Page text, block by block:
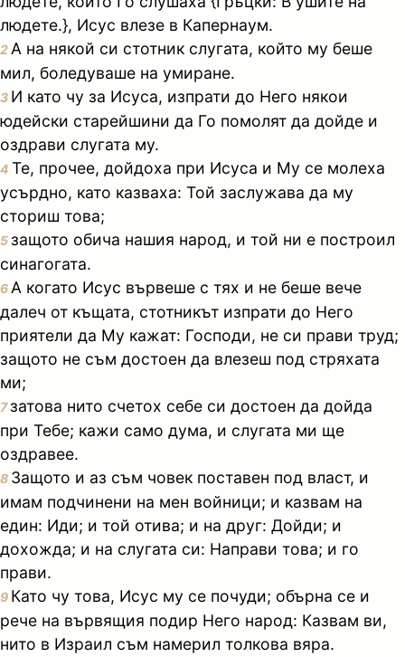
людете.}, Исус влезе в Капернаум.
2 А на някой си стотник слугата, който му беше
мил, боледуваше на умиране.
3 И като чу за Исуса, изпрати до Него някои
юдейски старейшини да Го помолят да дойде и
оздрави слугата му.
4 Те, прочее, дойдоха при Исуса и Му се молеха
усърдно, като казваха: Той заслужава да му
сториш това;
5 защото обича нашия народ, и той ни е построил
синагогата.
6 А когато Исус вървеше с тях и не беше вече
далеч от къщата, стотникът изпрати до Него
приятели да Му кажат: Господи, не си прави труд;
защото не съм достоен да влезеш под стряхата
ми;
7затова нито счетох себе си достоен да дойда
при Тебе; кажи само дума, и слугата ми ще
оздравее.
8 Защото и аз съм човек поставен под власт, и
имам подчинени на мен войници; и казвам на
един: Иди; и той отива; и на друг: Дойди; и
дохожда; и на слугата си: Направи това; и го
прави.
9 Като чу това, Исус му се почуди; обърна се и
рече на вървящия подир Него народ: Казвам ви,
нито в Израил съм намерил толкова вяра.